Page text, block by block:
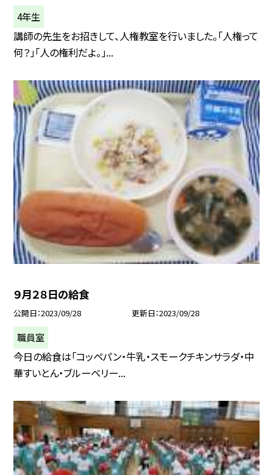
4年生
講師の先生をお招きして、人権教室を行いました。「人権って
何？」「人の権利だよ。」...
９月２８日の給食
公開日 2023/09/28 更新日 2023/09/28
職員室
今日の給食は「コッペパン・牛乳・スモークチキンサラダ・中
華すいとん・ブルーベリー...